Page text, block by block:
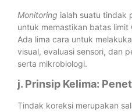
Monitoring ialah suatu tindak
untuk memastikan batas limit
Ada lima cara untuk
visual, evaluasi sensori, dan
serta mikrobiologi.
j. Prinsip Kelima:
Tindak koreksi merupakan